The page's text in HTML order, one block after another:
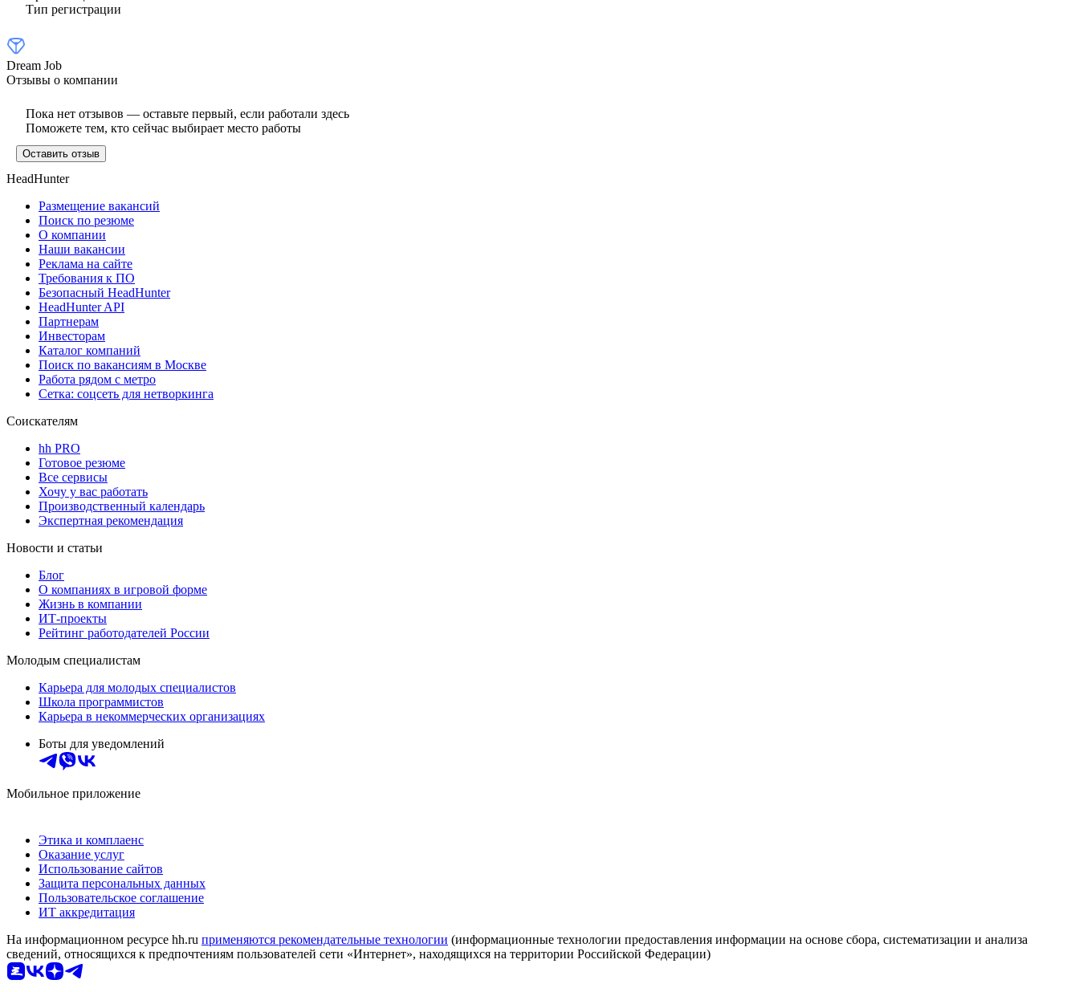
Тип регистрации
Dream Job
Отзывы о компании
Пока нет отзывов — оставьте первый, если работали здесь
Поможете тем, кто сейчас выбирает место работы
Оставить отзыв
HeadHunter
Размещение вакансий
Поиск по резюме
О компании
Наши вакансии
Реклама на сайте
Требования к ПО
Безопасный HeadHunter
HeadHunter API
Партнерам
Инвесторам
Каталог компаний
Поиск по вакансиям в Москве
Работа рядом с метро
Сетка: соцсеть для нетворкинга
Соискателям
hh PRO
Готовое резюме
Все сервисы
Хочу у вас работать
Производственный календарь
Экспертная рекомендация
Новости и статьи
Блог
О компаниях в игровой форме
Жизнь в компании
ИТ-проекты
Рейтинг работодателей России
Молодым специалистам
Карьера для молодых специалистов
Школа программистов
Карьера в некоммерческих организациях
Боты для уведомлений
Мобильное приложение
Этика и комплаенс
Оказание услуг
Использование сайтов
Защита персональных данных
Пользовательское соглашение
ИТ аккредитация
На информационном ресурсе hh.ru применяются рекомендательные технологии (информационные технологии предоставления информации на основе сбора, систематизации и анализа
сведений, относящихся к предпочтениям пользователей сети «Интернет», находящихся на территории Российской Федерации)